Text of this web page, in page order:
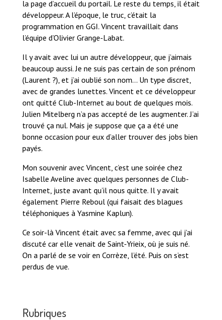
la page d’accueil du portail. Le reste du temps, il était
développeur. A l’époque, le truc, c’était la
programmation en GGI. Vincent travaillait dans
l’équipe d’Olivier Grange-Labat.
Il y avait avec lui un autre développeur, que j’aimais
beaucoup aussi. Je ne suis pas certain de son prénom
(Laurent ?), et j’ai oublié son nom… Un type discret,
avec de grandes lunettes. Vincent et ce développeur
ont quitté Club-Internet au bout de quelques mois.
Julien Mitelberg n’a pas accepté de les augmenter. J’ai
trouvé ça nul. Mais je suppose que ça a été une
bonne occasion pour eux d’aller trouver des jobs bien
payés.
Mon souvenir avec Vincent, c’est une soirée chez
Isabelle Aveline avec quelques personnes de Club-
Internet, juste avant qu’il nous quitte. Il y avait
également Pierre Reboul (qui faisait des blagues
téléphoniques à Yasmine Kaplun).
Ce soir-là Vincent était avec sa femme, avec qui j’ai
discuté car elle venait de Saint-Yrieix, où je suis né.
On a parlé de se voir en Corrèze, l’été. Puis on s’est
perdus de vue.
Rubriques